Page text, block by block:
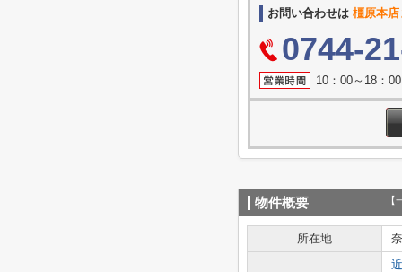
お問い合わせは 橿原本店
0744-
10：00～18：
物件概要 【
所在地